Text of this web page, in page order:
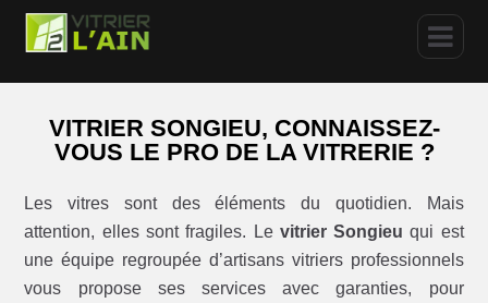
VITRIER SONGIEU, CONNAISSEZ-
VOUS LE PRO DE LA VITRERIE ?
Les vitres sont des éléments du quotidien. Mais
attention, elles sont fragiles. Le vitrier Songieu qui est
une équipe regroupée d’artisans vitriers professionnels
vous propose ses services avec garanties, pour